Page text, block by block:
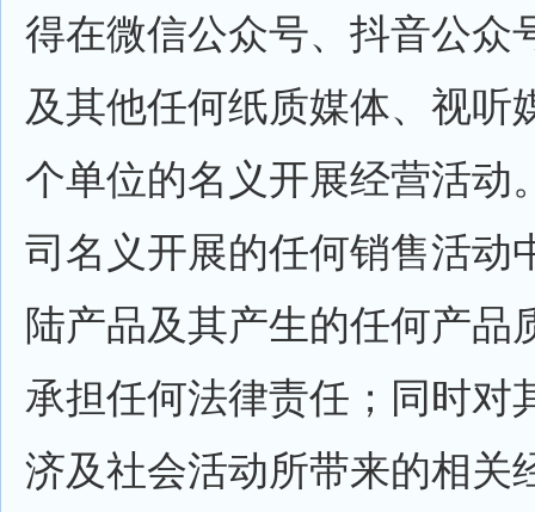
得在微信公众号、抖音公众
及其他任何纸质媒体、视听
个单位的名义开展经营活动
司名义开展的任何销售活动
陆产品及其产生的任何产品
承担任何法律责任；同时对
济及社会活动所带来的相关